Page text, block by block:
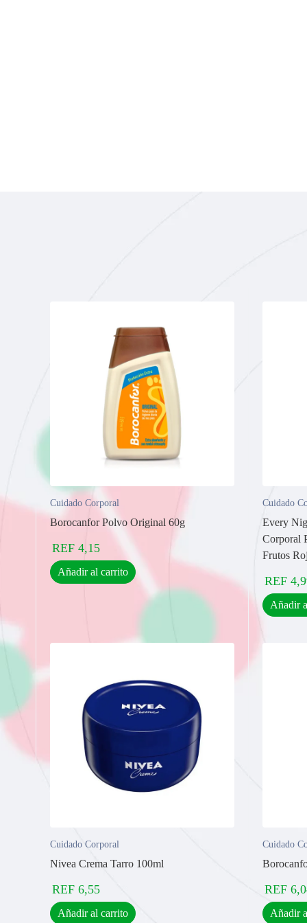
Cuidado Corporal
Borocanfor Polvo Original 60g
REF 4,15
Añadir al carrito
Cuidado
Every
Corporal
Frutos
REF
Añadir
Cuidado Corporal
Nivea Crema Tarro 100ml
REF 6,55
Añadir al carrito
Cuidado
REF
Añadir